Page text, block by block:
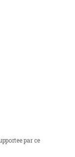
par ce